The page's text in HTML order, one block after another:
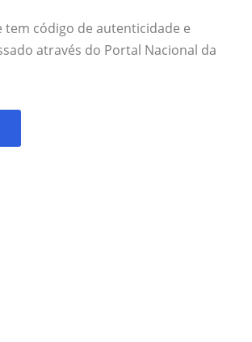
tem código de autenticidade e
através do Portal Nacional da